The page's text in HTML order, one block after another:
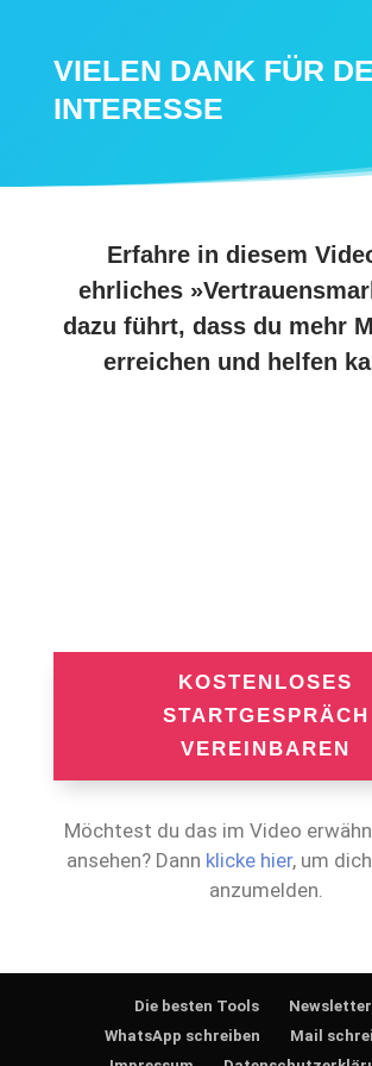
VIELEN DANK FÜR
INTERESSE
Erfahre in diesem
ehrliches
dazu führt, dass du mehr
erreichen und helfen
KOSTENLOSES
STARTGESPRÄCH
VEREINBAREN
Möchtest du das im Video
ansehen? Dann klicke hier, um
anzumelden.
Die besten Tools
Newsletter
WhatsApp schreiben
Mail